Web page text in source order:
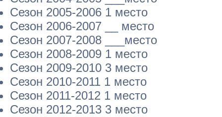
Сезон 2005-2006 1 место
Сезон 2006-2007 __ место
Сезон 2007-2008 ___место
Сезон 2008-2009 1 место
Сезон 2009-2010 3 место
Сезон 2010-2011 1 место
Сезон 2011-2012 1 место
Сезон 2012-2013 3 место